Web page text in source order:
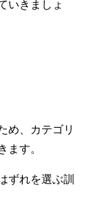
いきましょ
め、
カテゴリ
ます。
ずれを選ぶ訓